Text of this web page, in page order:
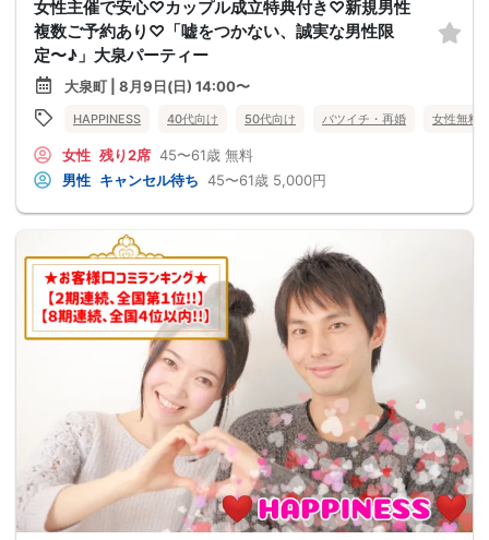
女性主催で安心♡カップル成立特典付き♡新規男性
複数ご予約あり♡「嘘をつかない、誠実な男性限
定〜♪」大泉パーティー
大泉町 | 8月9日(日) 14:00〜
HAPPINESS 40代向け 50代向け バツイチ・再婚 女性無料
女性 残り2席 45〜61歳 無料
男性 キャンセル待ち 45〜61歳 5,000円